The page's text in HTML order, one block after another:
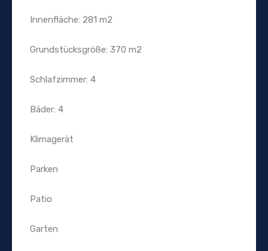
Innenfläche: 281 m2
Grundstücksgröße: 370 m2
Schlafzimmer: 4
Bäder: 4
Klimagerät
Parken
Patio
Garten